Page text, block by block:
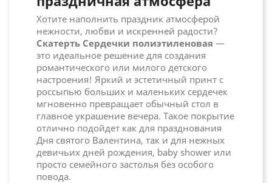
Хотите наполнить праздник атмосферой
нежности, любви и искренней радости?
Скатерть Сердечки полиэтиленовая —
это идеальное решение для создания
романтического или милого детского
настроения! Яркий и эстетичный принт с
россыпью больших и маленьких сердечек
мгновенно превращает обычный стол в
главное украшение вечера. Такое покрытие
отлично подойдет как для празднования
Дня святого Валентина, так и для нежных
девичьих дней рождения, baby shower или
просто семейного застолья без особого
повода.